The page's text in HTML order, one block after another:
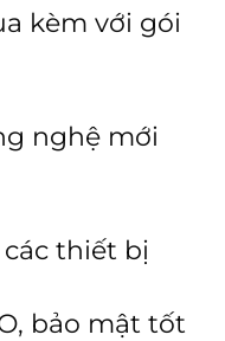
kèm với gói
nghệ mới
thiết bị
bảo mật tốt